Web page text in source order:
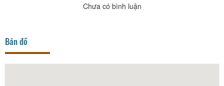
Chưa có bình luận
Bản đồ